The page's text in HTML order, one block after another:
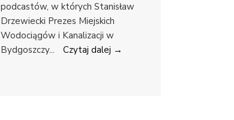
podcastów, w których Stanisław
Drzewiecki Prezes Miejskich
Wodociągów i Kanalizacji w
Bydgoszczy... Czytaj dalej →